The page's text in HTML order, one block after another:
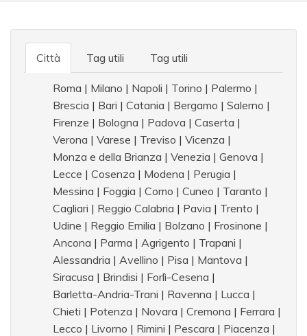
Città Tag utili Tag utili
Roma | Milano | Napoli | Torino | Palermo |
Brescia | Bari | Catania | Bergamo | Salerno |
Firenze | Bologna | Padova | Caserta |
Verona | Varese | Treviso | Vicenza |
Monza e della Brianza | Venezia | Genova |
Lecce | Cosenza | Modena | Perugia |
Messina | Foggia | Como | Cuneo | Taranto |
Cagliari | Reggio Calabria | Pavia | Trento |
Udine | Reggio Emilia | Bolzano | Frosinone |
Ancona | Parma | Agrigento | Trapani |
Alessandria | Avellino | Pisa | Mantova |
Siracusa | Brindisi | Forlì-Cesena |
Barletta-Andria-Trani | Ravenna | Lucca |
Chieti | Potenza | Novara | Cremona | Ferrara |
Lecco | Livorno | Rimini | Pescara | Piacenza |